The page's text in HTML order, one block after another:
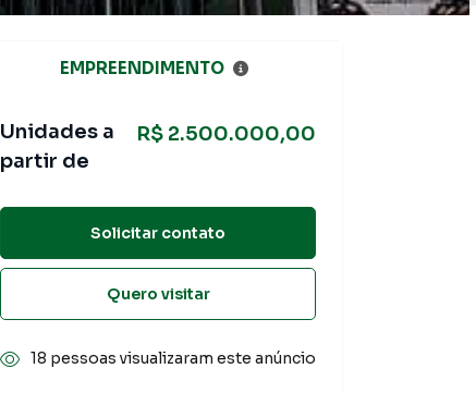
EMPREENDIMENTO
Unidades a
partir de
R$ 2.500.000,00
Solicitar contato
Quero visitar
18 pessoas visualizaram este anúncio